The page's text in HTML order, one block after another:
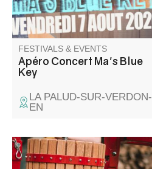
FESTIVALS & EVENTS
Apéro Concert Ma's Blue
Key
LA PALUD-SUR-VERDON-
EN
Une journée pour broyer,